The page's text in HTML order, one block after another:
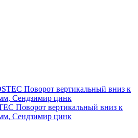
Поворот вертикальный вниз к
Сендзимир цинк